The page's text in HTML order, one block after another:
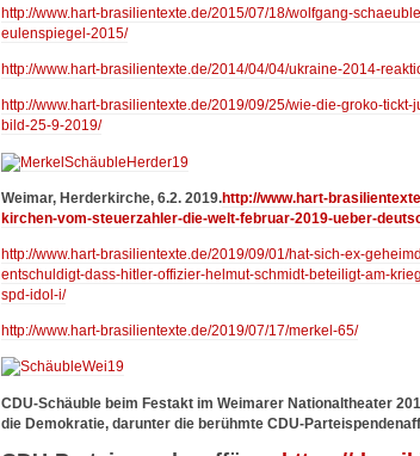
http://www.hart-brasilientexte.de/2015/07/18/wolfgang-
eulenspiegel-2015/
http://www.hart-brasilientexte.de/2014/04/04/ukraine-2014-
http://www.hart-brasilientexte.de/2019/09/25/wie-die-groko-
bild-25-9-2019/
Weimar, Herderkirche, 6.2. 2019.http://www.hart-
kirchen-vom-steuerzahler-die-welt-februar-2019-ueber-
http://www.hart-brasilientexte.de/2019/09/01/hat-sich-ex-
entschuldigt-dass-hitler-offizier-helmut-schmidt-beteiligt-am-
spd-idol-i/
http://www.hart-brasilientexte.de/2019/07/17/merkel-65/
CDU-Schäuble beim Festakt im Weimarer Nationaltheater
die Demokratie, darunter die berühmte CDU-